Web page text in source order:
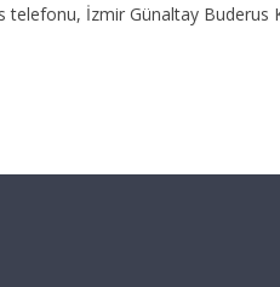
İzmir Günaltay Buderus